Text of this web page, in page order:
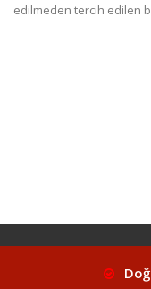
edilmeden tercih edilen